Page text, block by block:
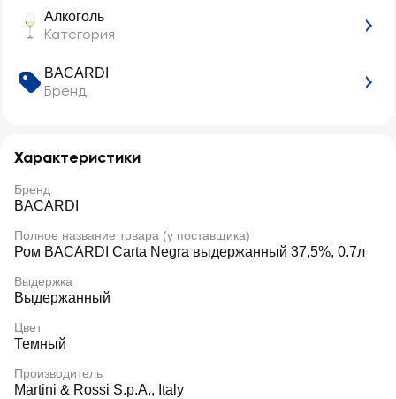
Алкоголь
Категория
BACARDI
Бренд
Характеристики
Бренд
BACARDI
Полное название товара (у поставщика)
Ром BACARDI Carta Negra выдержанный 37,5%, 0.7л
Выдержка
Выдержанный
Цвет
Темный
Производитель
Martini & Rossi S.p.A., Italy